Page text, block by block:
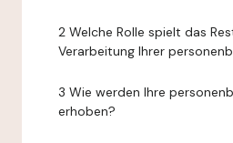
2 Welche Rolle spielt das
Verarbeitung Ihrer
3 Wie werden Ihre
erhoben?